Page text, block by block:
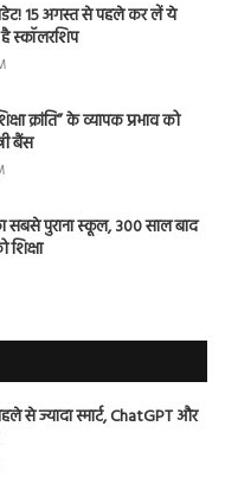
15 अगस्त से पहले कर लें ये
स्कॉलरशिप
क्रांति” के व्यापक प्रभाव को
बैंस
सबसे पुराना स्कूल, 300 साल बाद
शिक्षा
से ज्यादा स्मार्ट, ChatGPT और